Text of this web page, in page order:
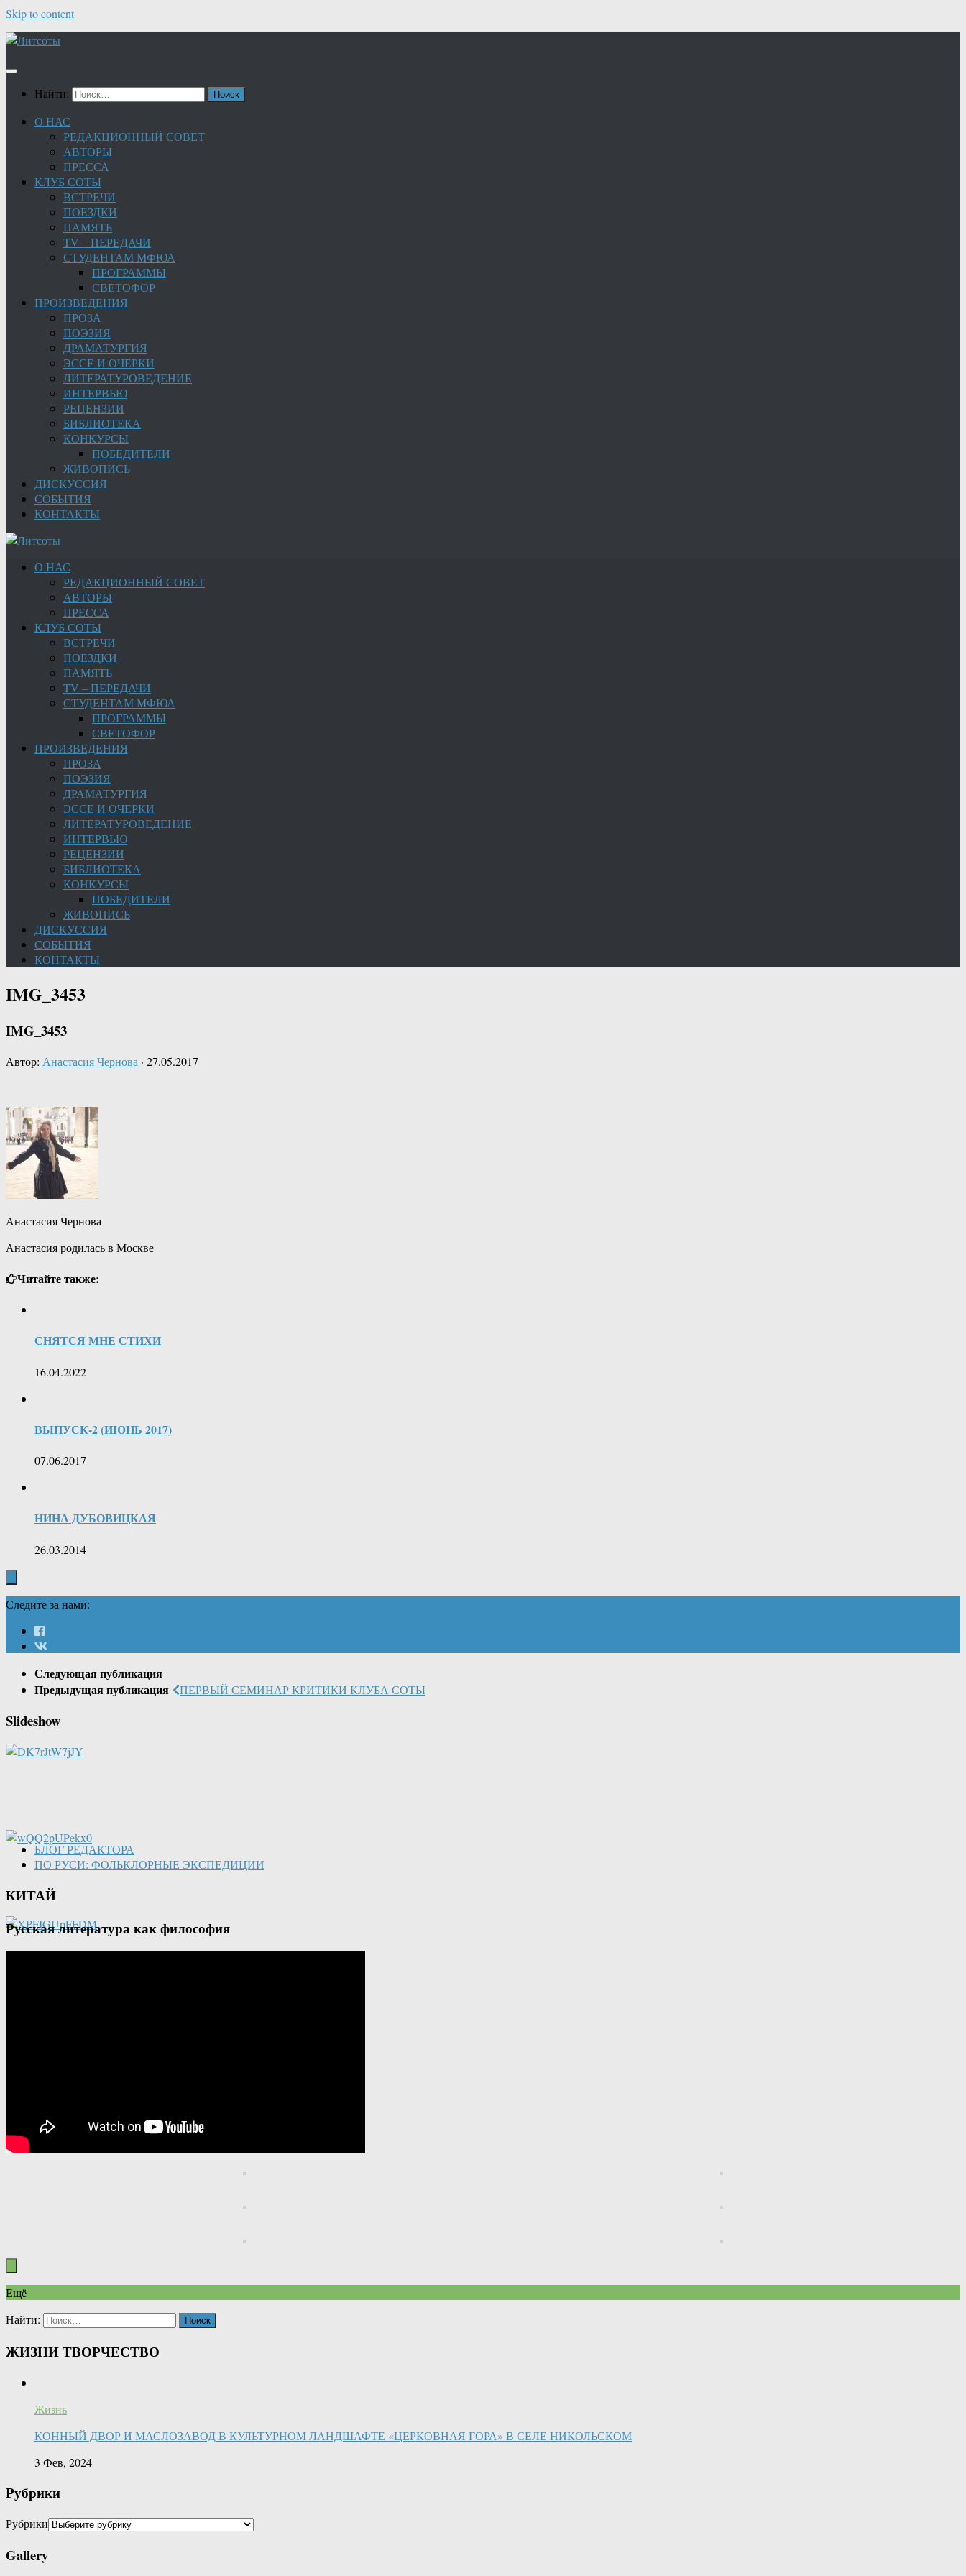
Skip to content
Найти:
О НАС
РЕДАКЦИОННЫЙ СОВЕТ
АВТОРЫ
ПРЕССА
КЛУБ СОТЫ
ВСТРЕЧИ
ПОЕЗДКИ
ПАМЯТЬ
TV – ПЕРЕДАЧИ
СТУДЕНТАМ МФЮА
ПРОГРАММЫ
СВЕТОФОР
ПРОИЗВЕДЕНИЯ
ПРОЗА
ПОЭЗИЯ
ДРАМАТУРГИЯ
ЭССЕ И ОЧЕРКИ
ЛИТЕРАТУРОВЕДЕНИЕ
ИНТЕРВЬЮ
РЕЦЕНЗИИ
БИБЛИОТЕКА
КОНКУРСЫ
ПОБЕДИТЕЛИ
ЖИВОПИСЬ
ДИСКУССИЯ
СОБЫТИЯ
КОНТАКТЫ
О НАС
РЕДАКЦИОННЫЙ СОВЕТ
АВТОРЫ
ПРЕССА
КЛУБ СОТЫ
ВСТРЕЧИ
ПОЕЗДКИ
ПАМЯТЬ
TV – ПЕРЕДАЧИ
СТУДЕНТАМ МФЮА
ПРОГРАММЫ
СВЕТОФОР
ПРОИЗВЕДЕНИЯ
ПРОЗА
ПОЭЗИЯ
ДРАМАТУРГИЯ
ЭССЕ И ОЧЕРКИ
ЛИТЕРАТУРОВЕДЕНИЕ
ИНТЕРВЬЮ
РЕЦЕНЗИИ
БИБЛИОТЕКА
КОНКУРСЫ
ПОБЕДИТЕЛИ
ЖИВОПИСЬ
ДИСКУССИЯ
СОБЫТИЯ
КОНТАКТЫ
IMG_3453
IMG_3453
Автор: Анастасия Чернова · 27.05.2017
Анастасия Чернова
Анастасия родилась в Москве
Читайте также:
СНЯТСЯ МНЕ СТИХИ
16.04.2022
ВЫПУСК-2 (ИЮНЬ 2017)
07.06.2017
НИНА ДУБОВИЦКАЯ
26.03.2014
Следите за нами:
Следующая публикация
Предыдущая публикация
ПЕРВЫЙ СЕМИНАР КРИТИКИ КЛУБА СОТЫ
Slideshow
БЛОГ РЕДАКТОРА
ПО РУСИ: ФОЛЬКЛОРНЫЕ ЭКСПЕДИЦИИ
КИТАЙ
Русская литература как философия
Ещё
Найти:
ЖИЗНИ ТВОРЧЕСТВО
Жизнь
КОННЫЙ ДВОР И МАСЛОЗАВОД В КУЛЬТУРНОМ ЛАНДШАФТЕ «ЦЕРКОВНАЯ ГОРА» В СЕЛЕ НИКОЛЬСКОМ
3 Фев, 2024
Рубрики
Рубрики
Gallery